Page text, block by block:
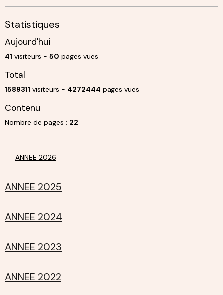
Statistiques
Aujourd'hui
41 visiteurs - 50 pages vues
Total
1589311 visiteurs - 4272444 pages vues
Contenu
Nombre de pages : 22
ANNEE 2026
ANNEE 2025
ANNEE 2024
ANNEE 2023
ANNEE 2022